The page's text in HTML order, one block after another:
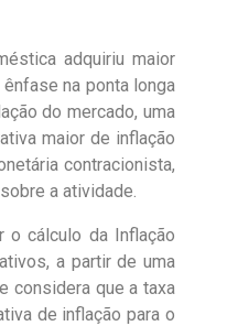
tica adquiriu maior
na ponta longa
do mercado, uma
maior de inflação
contracionista,
a atividade.
o cálculo da Inflação
a partir de uma
considera que a taxa
de inflação para o